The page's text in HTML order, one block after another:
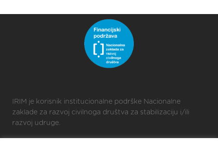
IRIM je korisnik institucionalne podrške Nacionalne
zaklade za razvoj civilnoga društva za stabilizaciju i/ili
razvoj udruge.